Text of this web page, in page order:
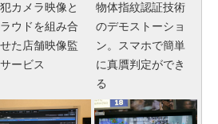
カメラ映像と
ウドを組み合
た店舗映像監
ービス
物体指紋認証技術
のデモストーショ
ン。スマホで簡単
に真贋判定ができ
る